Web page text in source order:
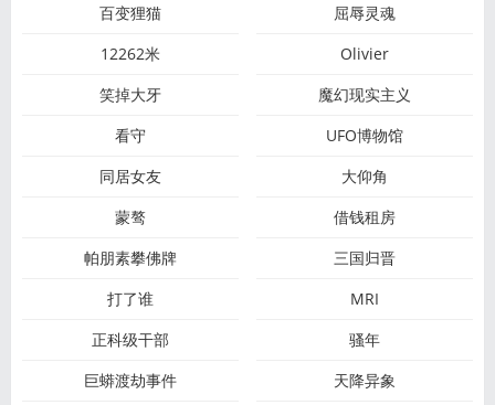
百变狸猫
屈辱灵魂
12262米
Olivier
笑掉大牙
魔幻现实主义
看守
UFO博物馆
同居女友
大仰角
蒙骜
借钱租房
帕朋素攀佛牌
三国归晋
打了谁
MRI
正科级干部
骚年
巨蟒渡劫事件
天降异象